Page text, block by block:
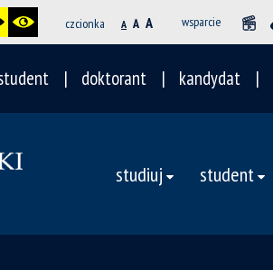
czcionka A A A wsparcie
doktorant kandydat
studiuj student